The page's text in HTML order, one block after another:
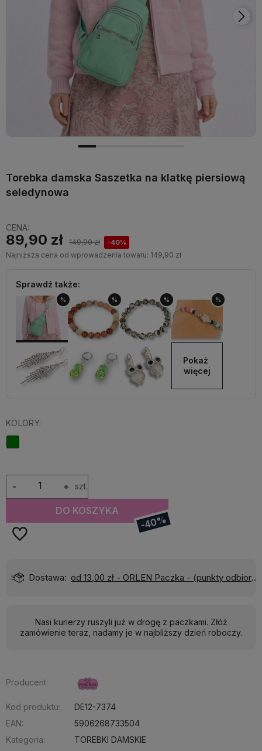
Torebka damska Saszetka na klatkę piersiową
seledynowa
CENA:
89,90 zł 149,90 zł -40%
Najniższa cena od wprowadzenia towaru: 149,90 zł
Sprawdź także:
% % % %
Pokaż
więcej
KOLORY:
+
- szt.
DO KOSZYKA
-40%
Wyślemy do Ciebie w: 24 godziny
Nasi kurierzy ruszyli już w drogę z paczkami. Złóż
zamówienie teraz, nadamy je w najbliższy dzień roboczy.
Producent:
Kod produktu:
DE12-7374
EAN:
5906268733504
Kategoria:
TOREBKI DAMSKIE